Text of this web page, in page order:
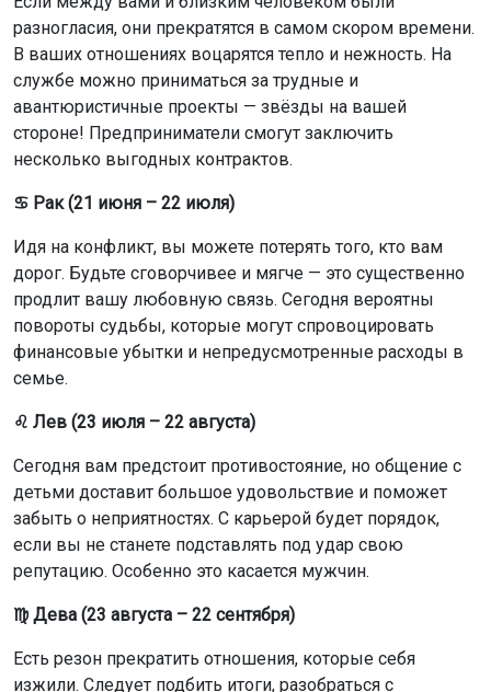
разногласия, они прекратятся в самом скором времени.
В ваших отношениях воцарятся тепло и нежность. На
службе можно приниматься за трудные и
авантюристичные проекты — звёзды на вашей
стороне! Предприниматели смогут заключить
несколько выгодных контрактов.
♋ Рак (21 июня – 22 июля)
Идя на конфликт, вы можете потерять того, кто вам
дорог. Будьте сговорчивее и мягче — это существенно
продлит вашу любовную связь. Сегодня вероятны
повороты судьбы, которые могут спровоцировать
финансовые убытки и непредусмотренные расходы в
семье.
♌ Лев (23 июля – 22 августа)
Сегодня вам предстоит противостояние, но общение с
детьми доставит большое удовольствие и поможет
забыть о неприятностях. С карьерой будет порядок,
если вы не станете подставлять под удар свою
репутацию. Особенно это касается мужчин.
♍ Дева (23 августа – 22 сентября)
Есть резон прекратить отношения, которые себя
изжили. Следует подбить итоги, разобраться с